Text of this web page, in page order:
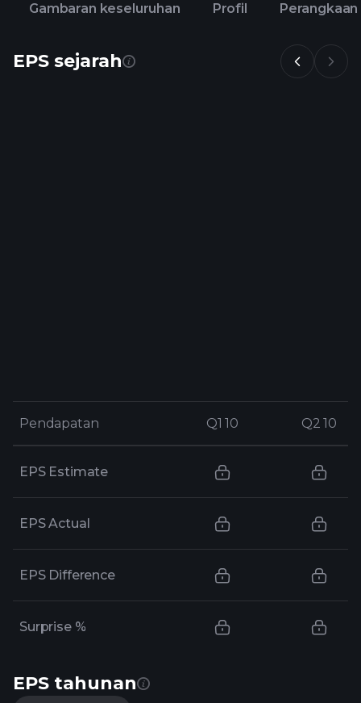
Gambaran keseluruhan Profil Perangkaan
EPS sejarah
Pendapatan Q1 10 Q2 10
Pendapatan Q1 10 Q2 10
EPS Estimate
EPS Actual
EPS Difference
Surprise %
EPS tahunan